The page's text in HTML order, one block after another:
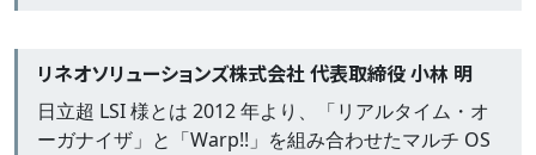
リネオソリューションズ株式会社 代表取締役 小林 明
日立超 LSI 様とは 2012 年より、「リアルタイム・オ
ーガナイザ」と「Warp!!」を組み合わせたマルチ OS